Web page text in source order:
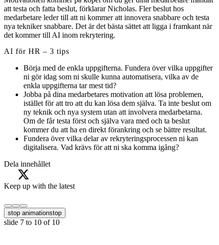
att testa och fatta beslut, förklarar Nicholas. Fler beslut hos
medarbetare leder till att ni kommer att innovera snabbare och testa
nya tekniker snabbare. Det är det bästa sättet att ligga i framkant när
det kommer till AI inom rekrytering.
AI för HR – 3 tips
Börja med de enkla uppgifterna. Fundera över vilka uppgifter
ni gör idag som ni skulle kunna automatisera, vilka av de
enkla uppgifterna tar mest tid?
Jobba på dina medarbetares motivation att lösa problemen,
istället för att tro att du kan lösa dem själva. Ta inte beslut om
ny teknik och nya system utan att involvera medarbetarna.
Om de får testa först och själva vara med och ta beslut
kommer du att ha en direkt förankring och se bättre resultat.
Fundera över vilka delar av rekryteringsprocessen ni kan
digitalisera. Vad krävs för att ni ska komma igång?
Dela innehållet
Keep up with the latest
stop animationstop
slide 7 to 10 of 10